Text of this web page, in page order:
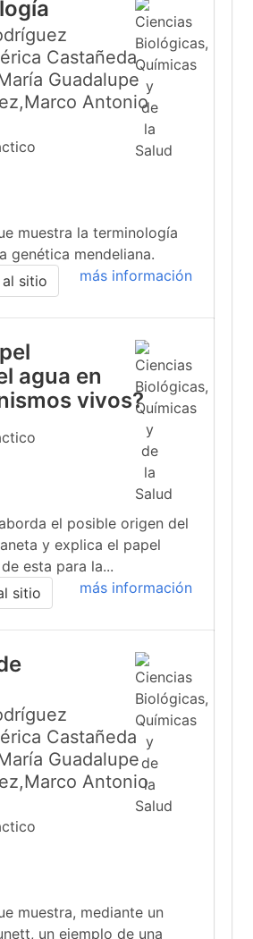
Castañeda
Guadalupe
Antonio
muestra la terminología
genética mendeliana.
más información
al sitio
agua en
vivos?
el posible origen del
y explica el papel
esta para la...
más información
sitio
Castañeda
Guadalupe
Antonio
muestra, mediante un
un ejemplo de una